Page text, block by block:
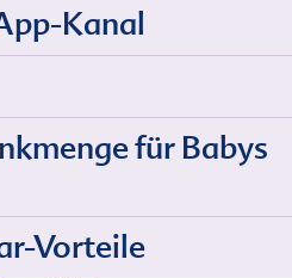
Kanal
für Babys
Vorteile